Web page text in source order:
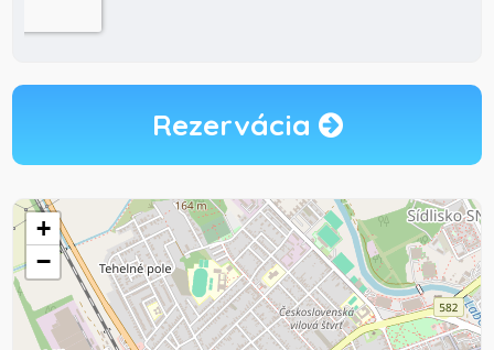
Rezervácia
+
−